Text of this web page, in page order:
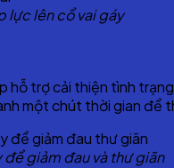
lực lên cổ vai gáy
hỗ trợ cải thiện tình
một chút thời gian để
giảm đau và thư giãn